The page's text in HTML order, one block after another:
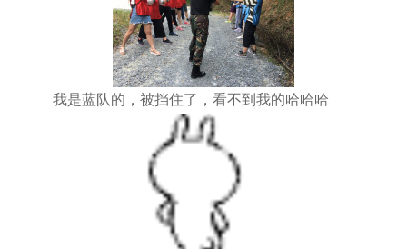
我是蓝队的，被挡住了，看不到我的哈哈哈